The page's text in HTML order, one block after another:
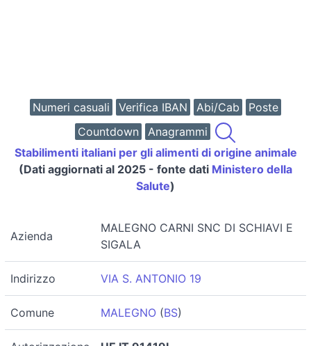
Numeri casuali Verifica IBAN Abi/Cab
Poste
Countdown
Anagrammi
Stabilimenti italiani per gli alimenti di origine animale
(Dati aggiornati al 2025 - fonte dati Ministero della
Salute)
Azienda
MALEGNO CARNI SNC DI SCHIAVI E
SIGALA
Indirizzo VIA S. ANTONIO 19
Comune MALEGNO (BS)